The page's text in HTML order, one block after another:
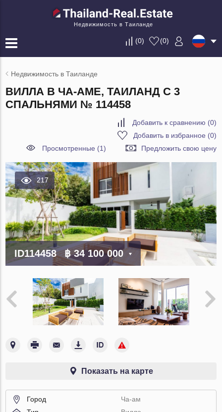
Недвижимость в Таиланде
(0) (0)
Недвижимость в Таиланде
ВИЛЛА В ЧА-АМЕ, ТАИЛАНД С 3
СПАЛЬНЯМИ № 114458
Добавить к сравнению (0)
Добавить в избранное (0)
Просмотренные (1)
Предложить свою цену
217
ID114458 ฿ 34 100 000
Показать на карте
Город
Ча-ам